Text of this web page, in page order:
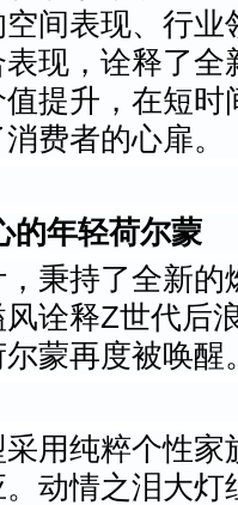
间表现、行
现，诠释了
提升，在短
费者的心扉。
的年轻荷尔蒙
秉持了全新
诠释Z世代后
蒙再度被唤醒
用纯粹个性
动情之泪大